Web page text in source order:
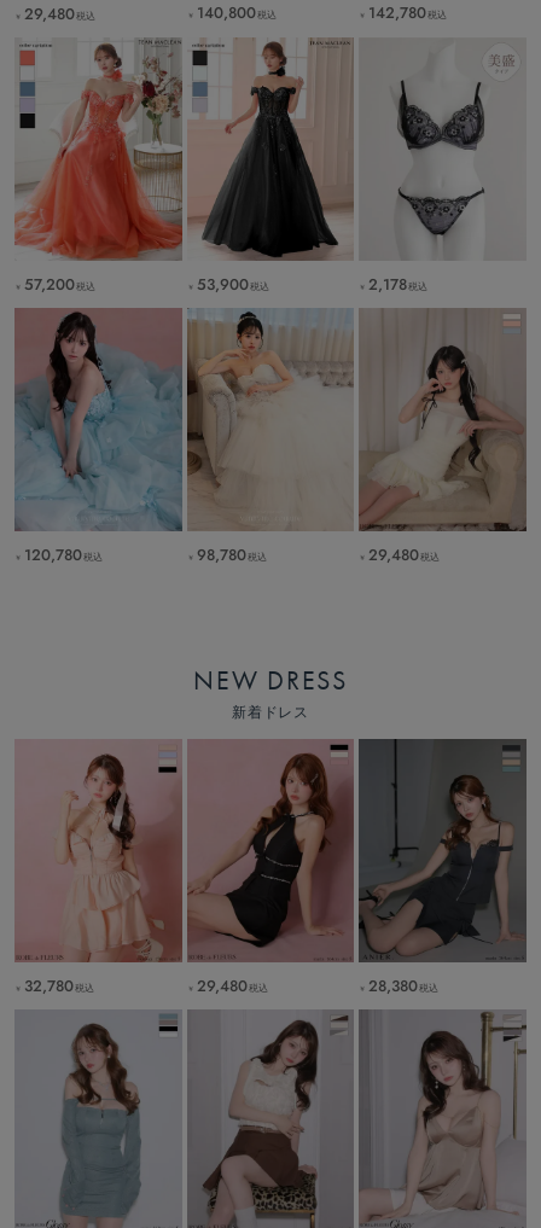
￥ 29,480税込 ￥ 140,800税込 ￥ 142,780税込
￥ 57,200税込 ￥ 53,900税込 ￥ 2,178税込
￥ 120,780税込 ￥ 98,780税込 ￥ 29,480税込
NEW DRESS
新着ドレス
￥ 32,780税込 ￥ 29,480税込 ￥ 28,380税込